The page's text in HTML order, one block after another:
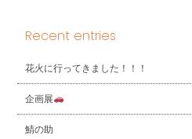
Recent entries
花火に行ってきました！！！
企画展
鯖の助